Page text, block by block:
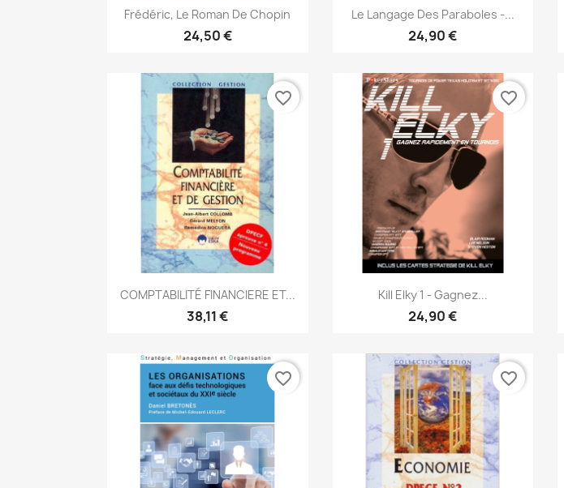
 Aperçu rapide
Frédéric, Le Roman De Chopin
24,50 €
Aperçu rapide
Le Langage Des Paraboles -...
24,90 €
Aperçu rapide
COMPTABILITÉ FINANCIERE ET...
38,11 €
favorite_border
Aperçu rapide
Kill Elky 1 - Gagnez...
24,90 €
favorite_border
favorite_border favorite_border